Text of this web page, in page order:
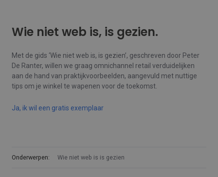
Wie niet web is, is gezien.
Met de gids ‘Wie niet web is, is gezien’, geschreven door Peter
De Ranter, willen we graag omnichannel retail verduidelijken
aan de hand van praktijkvoorbeelden, aangevuld met nuttige
tips om je winkel te wapenen voor de toekomst.
Ja, ik wil een gratis exemplaar
Onderwerpen: Wie niet web is is gezien